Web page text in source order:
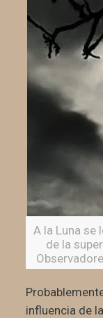
A la Luna se
de la
influencia de